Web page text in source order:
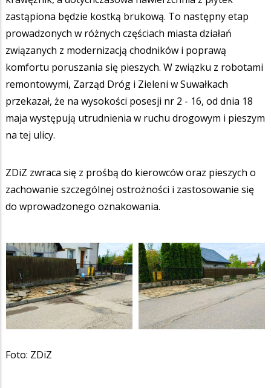
zastąpiona będzie kostką brukową. To następny etap
prowadzonych w różnych częściach miasta działań
związanych z modernizacją chodników i poprawą
komfortu poruszania się pieszych. W związku z robotami
remontowymi, Zarząd Dróg i Zieleni w Suwałkach
przekazał, że na wysokości posesji nr 2 - 16, od dnia 18
maja występują utrudnienia w ruchu drogowym i pieszym
na tej ulicy.
ZDiZ zwraca się z prośbą do kierowców oraz pieszych o
zachowanie szczególnej ostrożności i zastosowanie się
do wprowadzonego oznakowania.
Foto: ZDiZ